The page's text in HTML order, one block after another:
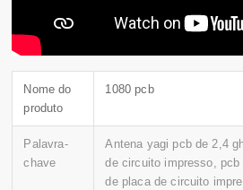
Nome do
produto
1080 pcb
Palavra-
chave
Antena yagi pcb de 2,4
de circuito impresso,
de placa de circuito